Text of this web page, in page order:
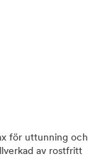
för uttunning och
av rostfritt